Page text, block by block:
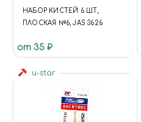
НАБОР КИСТЕЙ 6 ШТ,
ПЛОСКАЯ №6, JAS 3626
от 35 ₽
u-star